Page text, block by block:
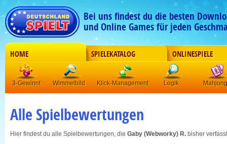
Bei uns findest du die besten
und Online Games für jeden
HOME SPIELEKATALOG ONLINESPIELE
3-Gewinnt Wimmelbild Klick-Management Logik Mahjong
Alle Spielbewertungen
Hier findest du alle Spielbewertungen, die Gaby (Webworky) R. bisher